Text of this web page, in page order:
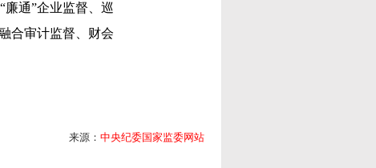
通”企业监督、巡
合审计监督、财会
来源： 中央纪委国家监委网站